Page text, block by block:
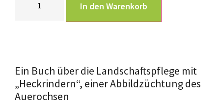
In den Warenkorb
Ein Buch über die Landschaftspflege mit
„Heckrindern“, einer Abbildzüchtung des
Auerochsen